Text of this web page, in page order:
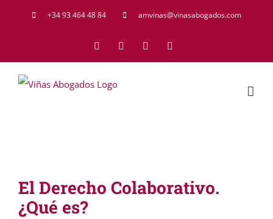
+34 93 464 48 84 amvinas@vinasabogados.com
FacebookTwitter LinkedIn
El Derecho Colaborativo.
¿Qué es?